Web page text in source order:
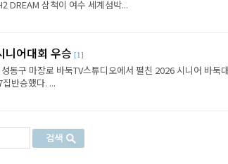
DREAM 삼척이 여수 세계섬박...
어대회 우승 [1]
동구 마장로 바둑TV스튜디오에서 펼친 2026 시니어 바둑
반승했다. ...